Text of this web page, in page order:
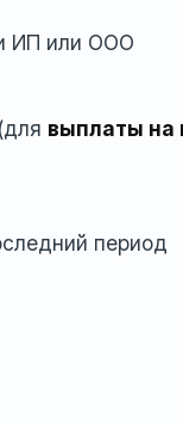
ИП или ООО
выплаты на
период